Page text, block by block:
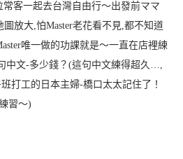
常客一起去台灣自由行～出發前ママ
放大,怕Master老花看不見,都不知道
唯一做的功課就是～一直在店裡練
中文-多少錢？(這句中文練得超久…,
打工的日本主婦-橋口太太記住了！
習～)